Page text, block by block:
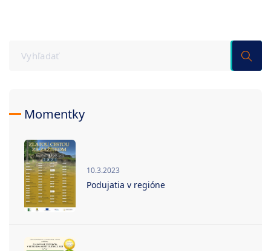
Momentky
10.3.2023
Podujatia v regióne